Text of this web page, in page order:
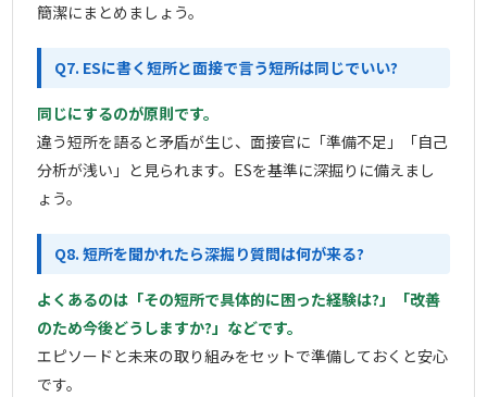
簡潔にまとめましょう。
Q7. ESに書く短所と面接で言う短所は同じでいい?
同じにするのが原則です。
違う短所を語ると矛盾が生じ、面接官に「準備不足」「自己
分析が浅い」と見られます。ESを基準に深掘りに備えまし
ょう。
Q8. 短所を聞かれたら深掘り質問は何が来る?
よくあるのは「その短所で具体的に困った経験は?」「改善
のため今後どうしますか?」などです。
エピソードと未来の取り組みをセットで準備しておくと安心
です。